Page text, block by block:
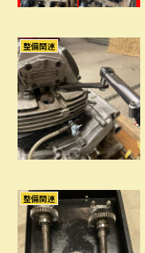
整備関連
整備関連